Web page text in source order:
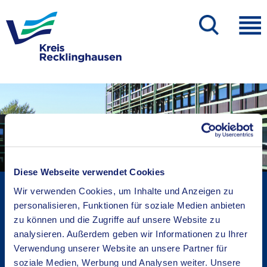
Diese Webseite verwendet Cookies
Wir verwenden Cookies, um Inhalte und Anzeigen zu
personalisieren, Funktionen für soziale Medien anbieten
zu können und die Zugriffe auf unsere Website zu
analysieren. Außerdem geben wir Informationen zu Ihrer
Verwendung unserer Website an unsere Partner für
soziale Medien, Werbung und Analysen weiter. Unsere
Kreisverwaltung A-Z
Bekanntmachungen
Ortsrecht
Karriere beim Kreis
Bürger-, Ideen- und Beschwerdecenter